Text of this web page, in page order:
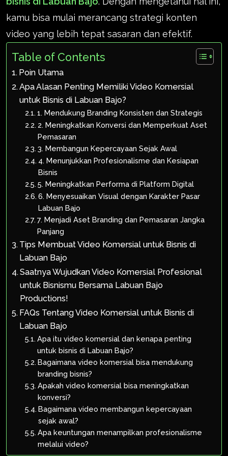
kamu bisa mulai merancang strategi konten
video yang lebih tepat sasaran dan efektif.
Table of Contents
Poin Utama
Apa Alasan Penting Memiliki Video Komersial
untuk Bisnis di Labuan Bajo?
1. Mendukung Branding Konsisten dan Strategis
2. Meningkatkan Konversi dan Memperkuat Aset
Pemasaran
3. Membangun Kepercayaan Sejak Awal
4. Menunjukkan Profesionalisme dan Kesiapan
Bisnis
5. Meningkatkan Performa di Platform Digital
6. Menyesuaikan Visual dengan Karakter Pasar
Labuan Bajo
7. Menjadi Aset Branding dan Pemasaran Jangka
Panjang
Tips Membuat Video Komersial untuk Bisnis di
Labuan Bajo
Saatnya Wujudkan Video Komersial Profesional
untuk Bisnismu Bersama Labuan Bajo
Productions!
FAQs Tentang Video Komersial untuk Bisnis di
Labuan Bajo
Apa itu video komersial dan kenapa penting
untuk bisnis di Labuan Bajo?
Bagaimana video komersial bisa mendukung
branding bisnis?
Apakah video komersial bisa meningkatkan
konversi?
Bagaimana video membangun kepercayaan
sejak awal?
Apa keuntungan menampilkan profesionalisme
melalui video?